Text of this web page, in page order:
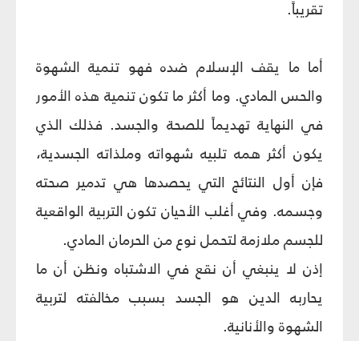
تقريباً.
أما ما يقف الإسلام ضده فهو تنمية الشهوة
والحس المادي. وما أكثر ما تكون تنمية هذه الأمور
في النهاية تهديماً للصحة والجسد. فذلك الذي
يكون أكثر همه تلبيه شهواته وملذاته الجسدية،
فإن أول النتائج التي يحصدها هي تدمير صحته
وجسمه. وفي أغلب الأحيان تكون التربية الواقعية
للجسم ملازمة لتحمل نوع من الحرمان المادي.
إذن لا ينبغي أن نقع في الاشتباه ونظن أن ما
يحاربه الدين هو الجسد بسبب مخالفته لتربية
الشهوة والأنانية.